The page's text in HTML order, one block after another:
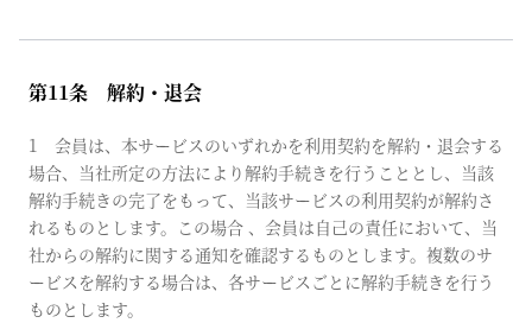
第11条 解約・退会
1 会員は、本サービスのいずれかを利用契約を解約・退会する
場合、当社所定の方法により解約手続きを行うこととし、当該
解約手続きの完了をもって、当該サービスの利用契約が解約さ
れるものとします。この場合 、会員は自己の責任において、当
社からの解約に関する通知を確認するものとします。複数のサ
ービスを解約する場合は、各サービスごとに解約手続きを行う
ものとします。